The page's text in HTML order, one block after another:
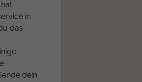
in
das
dein